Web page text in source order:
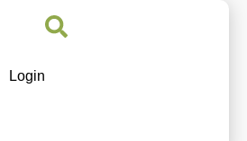
Login